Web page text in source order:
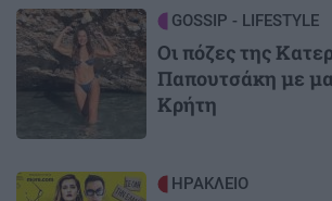
Image GOSSIP - LIFESTYLE
Οι πόζες της
Παπουτσάκη με
Κρήτη
Image ΗΡΑΚΛΕΙΟ